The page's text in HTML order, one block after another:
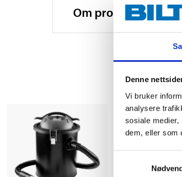
Denne
Vi bruker
analysere
sosiale medier,
dem, eller som
Om produsenten